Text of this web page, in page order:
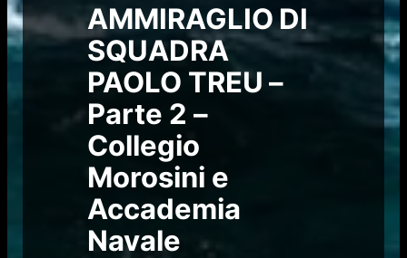
AMMIRAGLIO DI
SQUADRA
PAOLO TREU –
Parte 2 –
Collegio
Morosini e
Accademia
Navale